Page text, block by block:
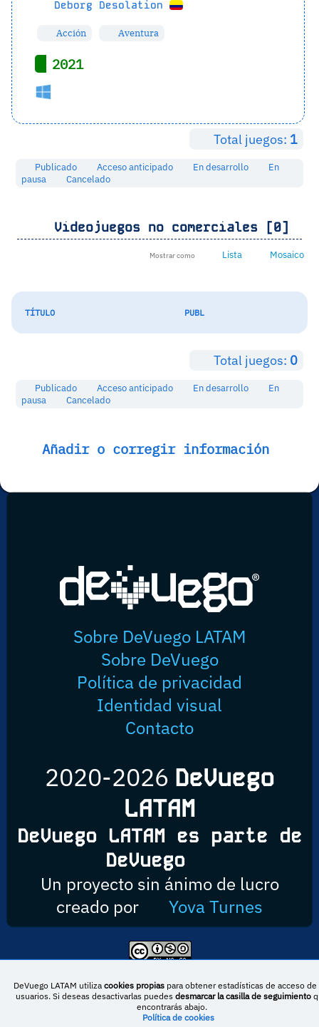
Deborg Desolation
Acción Aventura
2021
Total juegos: 1
Publicado Acceso anticipado En desarrollo
En
pausa
Cancelado
Videojuegos no comerciales [0]
Mostrar como Lista Mosaico
TÍTULO PUBL
Total juegos: 0
Publicado Acceso anticipado En desarrollo
En
pausa
Cancelado
Añadir o corregir información
Sobre DeVuego LATAM
Sobre DeVuego
Política de privacidad
Identidad visual
Contacto
2020-2026 DeVuego
LATAM
DeVuego LATAM es parte de
DeVuego
Un proyecto sin ánimo de lucro
creado por
Yova Turnes
DeVuego LATAM utiliza cookies propiaspara obtener estadísticas de acceso de
usuarios. Si deseas desactivarlas puedes desmarcar la casilla de seguimiento
encontrarás abajo.
Política de cookies